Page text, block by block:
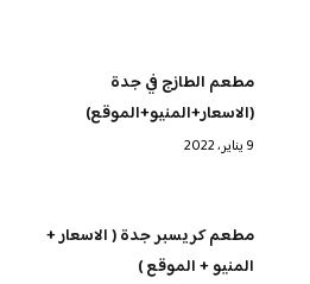
مطعم الطازج في جدة
(الاسعار+المنيو+الموقع)
9 يناير، 2022
مطعم كريسبر جدة ( الاسعار +
المنيو + الموقع )